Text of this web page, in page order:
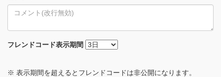
フレンドコード表示期間
※ 表示期間を超えるとフレンドコードは非公開になります。